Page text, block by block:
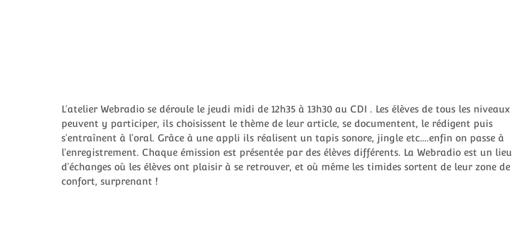
L’atelier Webradio se déroule le jeudi midi de 12h35 à 13h30 au CDI . Les élèves de tous les niveaux
peuvent y participer, ils choisissent le thème de leur article, se documentent, le rédigent puis
s’entraînent à l’oral. Grâce à une appli ils réalisent un tapis sonore, jingle etc….enfin on passe à
l’enregistrement. Chaque émission est présentée par des élèves différents. La Webradio est un lieu
d’échanges où les élèves ont plaisir à se retrouver, et où même les timides sortent de leur zone de
confort, surprenant !